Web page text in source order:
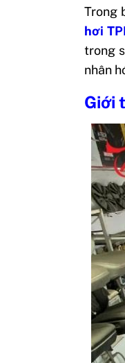
Trong
hơi
trong
nhân
Giới